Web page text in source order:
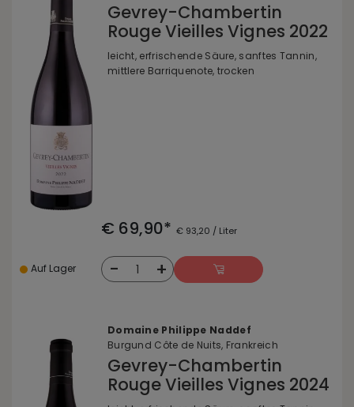
Gevrey-Chambertin
Rouge Vieilles Vignes 2022
leicht, erfrischende Säure, sanftes Tannin,
mittlere Barriquenote, trocken
€ 69,90* € 93,20 / Liter
Auf Lager - 1 +
Domaine Philippe Naddef
Burgund Côte de Nuits, Frankreich
Gevrey-Chambertin
Rouge Vieilles Vignes 2024